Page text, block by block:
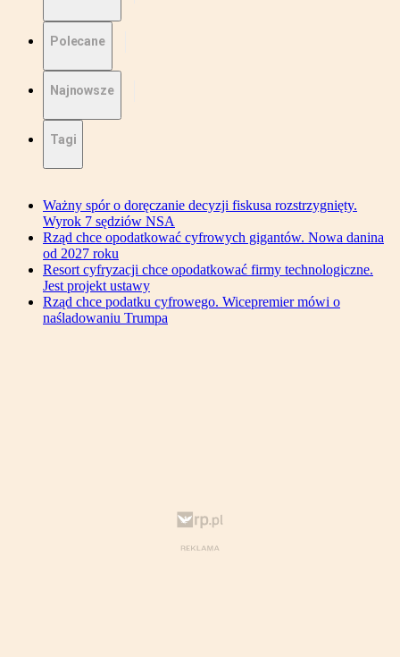
Polecane
Najnowsze
Tagi
Ważny spór o doręczanie decyzji fiskusa rozstrzygnięty.
Wyrok 7 sędziów NSA
Rząd chce opodatkować cyfrowych gigantów. Nowa danina
od 2027 roku
Resort cyfryzacji chce opodatkować firmy technologiczne.
Jest projekt ustawy
Rząd chce podatku cyfrowego. Wicepremier mówi o
naśladowaniu Trumpa